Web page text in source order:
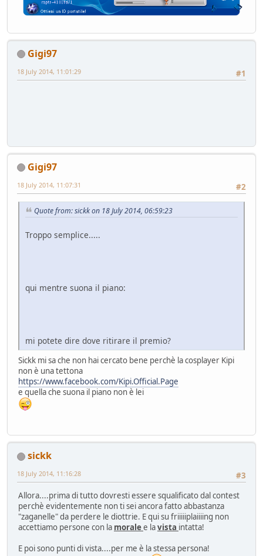
Gigi97
#1
18 July 2014, 11:01:29
Gigi97
#2
18 July 2014, 11:07:31
Quote from: sickk on 18 July 2014, 06:59:23
Troppo semplice.....
qui mentre suona il piano:
mi potete dire dove ritirare il premio?
Sickk mi sa che non hai cercato bene perchè la cosplayer Kipi
non è una tettona
https://www.facebook.com/Kipi.Official.Page
e quella che suona il piano non è lei
sickk
#3
18 July 2014, 11:16:28
Allora....prima di tutto dovresti essere squalificato dal contest
perchè evidentemente non ti sei ancora fatto abbastanza
"zaganelle" da perdere le diottrie. E qui su friiiiiplaiiiing non
accettiamo persone con la moralee lavista intatta!
E poi sono punti di vista....per me è la stessa persona!